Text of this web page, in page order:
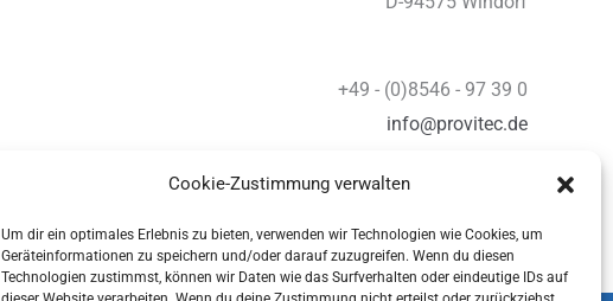
Cookie-Zustimmung verwalten
Um dir ein optimales Erlebnis zu bieten, verwenden wir Technologien wie Cookies, um
Geräteinformationen zu speichern und/oder darauf zuzugreifen. Wenn du diesen
Technologien zustimmst, können wir Daten wie das Surfverhalten oder eindeutige IDs auf
+49 - (0)8546 - 97 39 0
info@provitec.de